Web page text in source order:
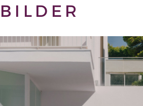
BILDER